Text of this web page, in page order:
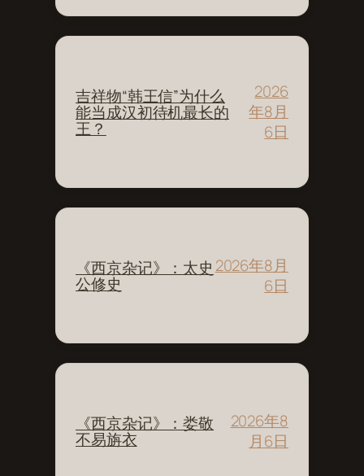
吉祥物“韩王信”为什么
能当成汉初待机最长的
王？
2026
年8月
6日
《西京杂记》：太史
公修史
2026年8月
6日
《西京杂记》：娄敬
不易旃衣
2026年8
月6日